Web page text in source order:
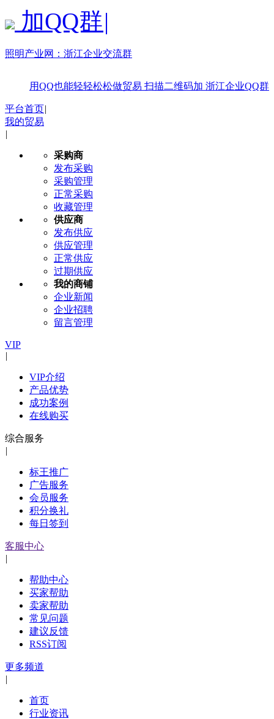
加QQ群|
照明产业网： 浙江企业交流群
用QQ也能轻轻松松做贸易 扫描二维码加 浙江企业QQ群
平台首页|
我的贸易
|
采购商
发布采购
采购管理
正常采购
收藏管理
供应商
发布供应
供应管理
正常供应
过期供应
我的商铺
企业新闻
企业招聘
留言管理
VIP
|
VIP介绍
产品优势
成功案例
在线购买
综合服务
|
标王推广
广告服务
会员服务
积分换礼
每日签到
客服中心
|
帮助中心
买家帮助
卖家帮助
常见问题
建议反馈
RSS订阅
更多频道
|
首页
行业资讯